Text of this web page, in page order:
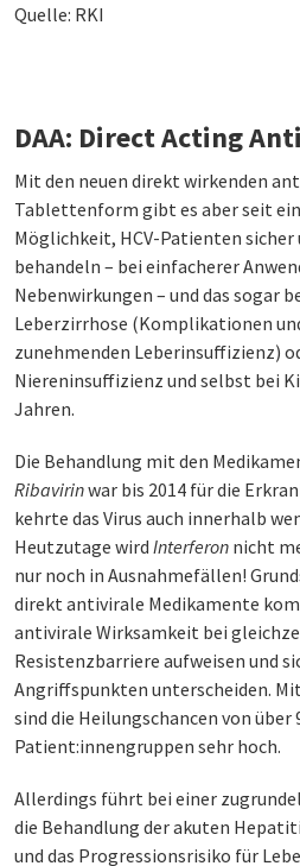
Quelle: RKI
DAA: Direct Acting
Mit den neuen direkt wirkenden
Tablettenform gibt es aber seit
Möglichkeit, HCV-Patienten
behandeln – bei einfacherer
Nebenwirkungen – und das sogar
Leberzirrhose (Komplikationen
zunehmenden Leberinsuffizienz)
Niereninsuffizienz und selbst bei
Jahren.
Die Behandlung mit den
Ribavirinwar bis 2014 für die
kehrte das Virus auch innerhalb
Heutzutage wird Interferon nicht
nur noch in Ausnahmefällen!
direkt antivirale Medikamente
antivirale Wirksamkeit bei
Resistenzbarriere aufweisen und
Angriffspunkten unterscheiden.
sind die Heilungschancen von über
Patient:innengruppen sehr hoch.
Allerdings führt bei einer
die Behandlung der akuten
und das Progressionsrisiko für